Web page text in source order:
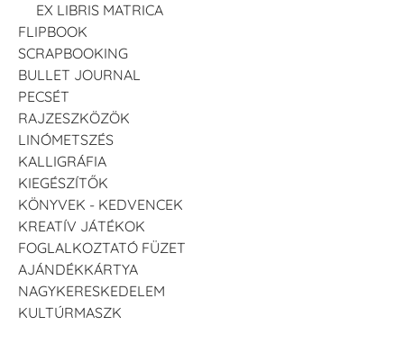
EX LIBRIS MATRICA
FLIPBOOK
SCRAPBOOKING
BULLET JOURNAL
PECSÉT
RAJZESZKÖZÖK
LINÓMETSZÉS
KALLIGRÁFIA
KIEGÉSZÍTŐK
KÖNYVEK - KEDVENCEK
KREATÍV JÁTÉKOK
FOGLALKOZTATÓ FÜZET
AJÁNDÉKKÁRTYA
NAGYKERESKEDELEM
KULTÚRMASZK